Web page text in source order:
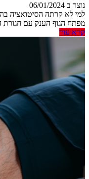
נוצר ב 06/01/2024
למי לא קרתה הסיטואציה
מפתח הגוף הענק עם חגורת
קרא עוד